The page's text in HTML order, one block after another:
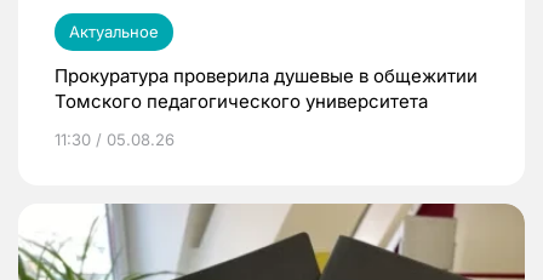
Актуальное
Прокуратура проверила душевые в общежитии
Томского педагогического университета
11:30 / 05.08.26